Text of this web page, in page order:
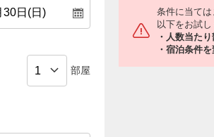
部屋
条件に当ては
以下をお試し
・人数当た
・宿泊条件